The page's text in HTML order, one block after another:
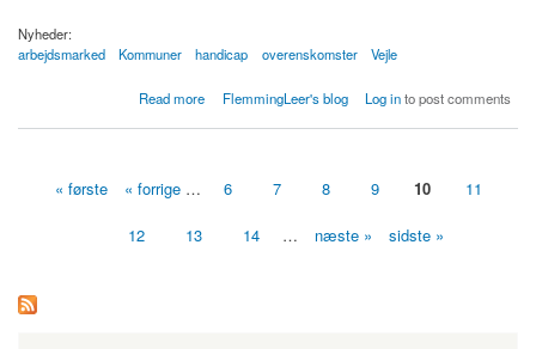
Nyheder:
arbejdsmarked
Kommuner handicap overenskomster Vejle
Read more
about Hvornår tillader Vejle kommune overenskomst for handicaphjælpere ?
FlemmingLeer's blog Log into post comments
« første « forrige … 6 7 8 9 10 11
12 13 14 … næste » sidste »